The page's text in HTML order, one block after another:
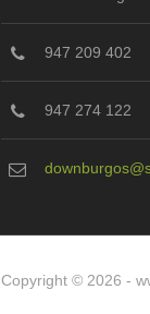
947 209 402
947 274 122
Copyright © 2026 -